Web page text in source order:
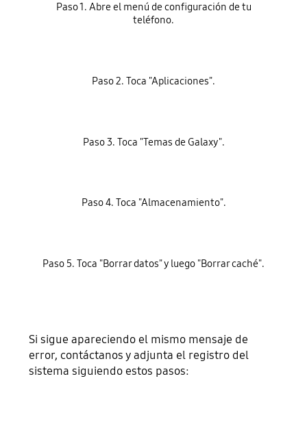
Paso 1. Abre el menú de configuración de tu
teléfono.
Paso 2. Toca "Aplicaciones".
Paso 3. Toca "Temas de Galaxy".
Paso 4. Toca "Almacenamiento".
Paso 5. Toca "Borrar datos" y luego "Borrar caché".
Si sigue apareciendo el mismo mensaje de
error, contáctanos y adjunta el registro del
sistema siguiendo estos pasos: